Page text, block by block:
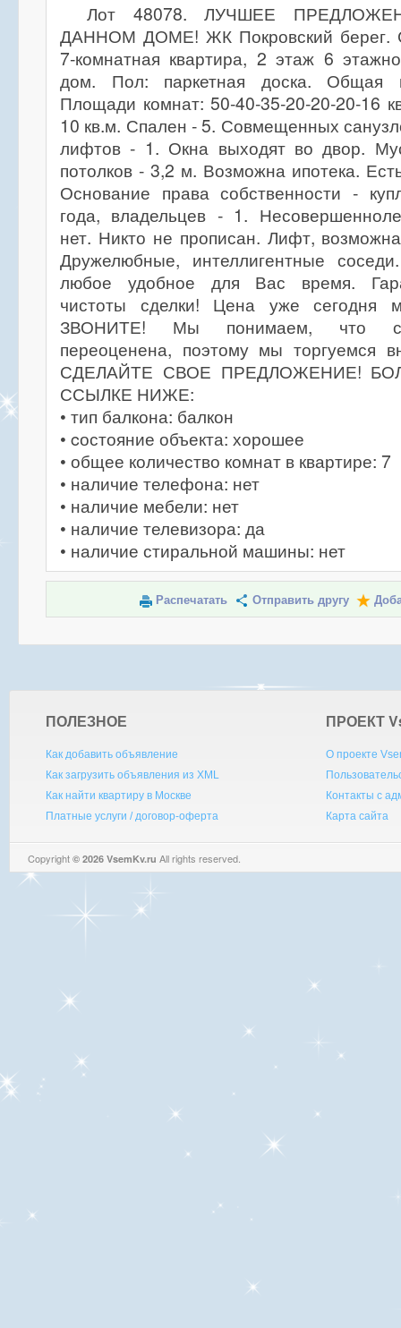
Лот 48078. ЛУЧШЕЕ
ДАННОМ ДОМЕ! ЖК Покровский берег.
7-комнатная квартира, 2 этаж 6
дом. Пол: паркетная доска. Общая
Площади комнат: 50-40-35-20-20-20-16
10 кв.м. Спален - 5. Совмещенных
лифтов - 1. Окна выходят во двор.
потолков - 3,2 м. Возможна ипотека.
Основание права собственности -
года, владельцев - 1.
нет. Никто не прописан. Лифт,
Дружелюбные, интеллигентные
любое удобное для Вас время.
чистоты сделки! Цена уже
ЗВОНИТЕ! Мы понимаем, что
переоценена, поэтому мы
СДЕЛАЙТЕ СВОЕ ПРЕДЛОЖЕНИЕ!
ССЫЛКЕ НИЖЕ:
• тип балкона: балкон
• cостояние объекта: хорошее
• общее количество комнат в квартире: 7
• наличие телефона: нет
• наличие мебели: нет
• наличие телевизора: да
• наличие стиральной машины: нет
Распечатать Отправить другу
ПОЛЕЗНОЕ
Как добавить объявление
Как загрузить объявления из XML
Как найти квартиру в Москве
Платные услуги / договор-оферта
ПРОЕКТ V
О проекте
Контакты с
Карта сайта
Copyright © 2026 VsemKv.ru All rights reserved.